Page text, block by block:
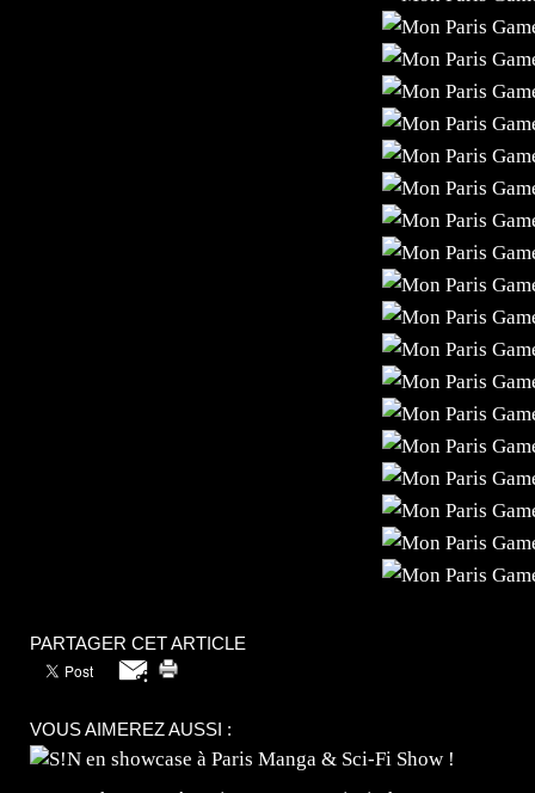
PARTAGER CET ARTICLE
VOUS AIMEREZ AUSSI :